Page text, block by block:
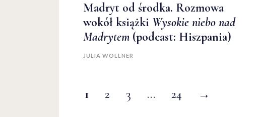
Madryt od środka. Rozmowa
wokół książki Wysokie niebo nad
Madrytem (podcast: Hiszpania)
JULIA WOLLNER
1 2 3 … 24 →